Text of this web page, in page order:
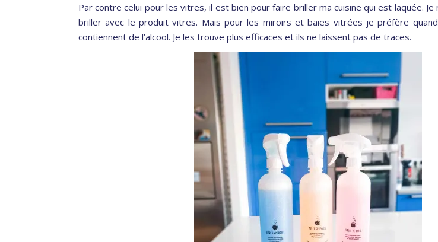
Par contre celui pour les vitres, il est bien pour faire briller ma cuisine qui est laquée.
briller avec le produit vitres. Mais pour les miroirs et baies vitrées je préfère
contiennent de l’alcool. Je les trouve plus efficaces et ils ne laissent pas de traces.